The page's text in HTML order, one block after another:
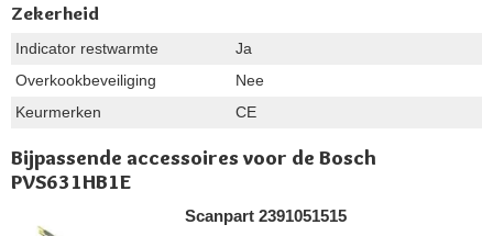
Zekerheid
Indicator restwarmte
Ja
Overkookbeveiliging
Nee
Keurmerken
CE
Bijpassende accessoires voor de Bosch
PVS631HB1E
Scanpart 2391051515